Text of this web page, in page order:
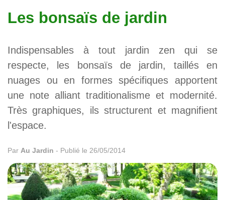
Les bonsaïs de jardin
Indispensables à tout jardin zen qui se
respecte, les bonsaïs de jardin, taillés en
nuages ou en formes spécifiques apportent
une note alliant traditionalisme et modernité.
Très graphiques, ils structurent et magnifient
l'espace.
Par Au Jardin - Publié le 26/05/2014